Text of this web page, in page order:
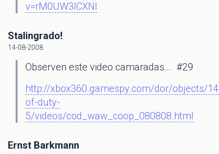
v=rM0UW3lCXNI
Stalingrado!
14-08-2008
Observen este video camaradas... #29
http://xbox360.gamespy.com/dor/objects/
of-duty-
5/videos/cod_waw_coop_080808.html
Ernst Barkmann